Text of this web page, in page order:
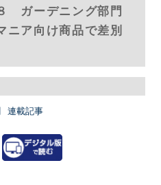
ガーデニング部門
ニア向け商品で差別
連載記事